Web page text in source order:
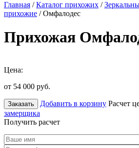
Главная /Каталог прихожих /
прихожие / Омфалодес
Прихожая
Цена:
от 54 000 руб.
Заказать Добавить в корзину Расчет
замерщика
Получить расчет